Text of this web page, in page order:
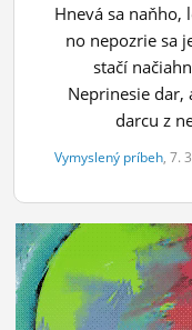
FÓRUM
STATUSY
BLOGY
OBRÁZKY
MÔJ PROFIL
Hnevá sa naňho,
no nepozrie sa
stačí
Neprinesie dar,
darcu z
Vymyslený príbeh, 7.